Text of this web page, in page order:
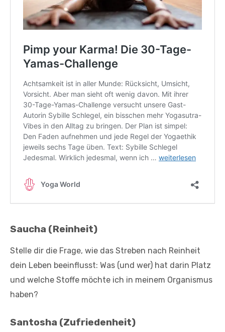
Saucha (Reinheit)
Stelle dir die Frage, wie das Streben nach Reinheit
dein Leben beeinflusst: Was (und wer) hat darin Platz
und welche Stoffe möchte ich in meinem Organismus
haben?
Santosha (Zufriedenheit)